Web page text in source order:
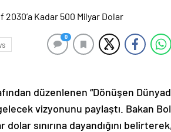
0
düzenlenen “Dönüşen
vizyonunu paylaştı. Bakan
sınırına dayandığını